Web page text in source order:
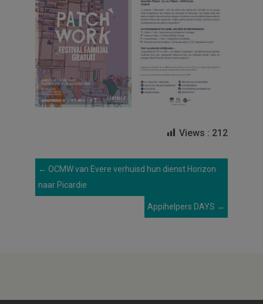
Views : 212
← OCMW van Evere verhuisd hun dienst Horizon
naar Picardie
Appihelpers DAYS →